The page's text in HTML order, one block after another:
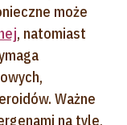
może
, natomiast
Ważne
na tyle,